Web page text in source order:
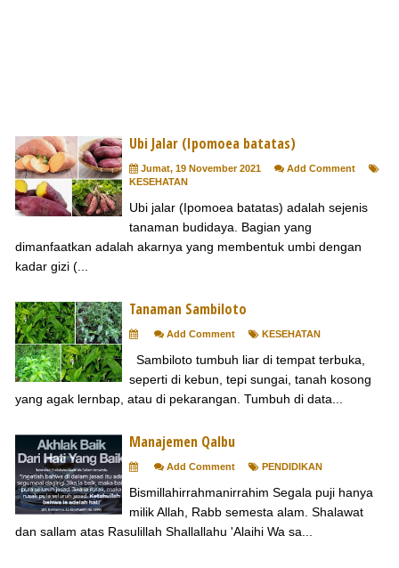
Ubi Jalar (Ipomoea batatas)
Jumat, 19 November 2021
Add Comment
KESEHATAN
Ubi jalar (Ipomoea batatas) adalah sejenis
tanaman budidaya. Bagian yang
dimanfaatkan adalah akarnya yang membentuk umbi dengan
kadar gizi (...
Tanaman Sambiloto
Add Comment KESEHATAN
Sambiloto tumbuh liar di tempat terbuka,
seperti di kebun, tepi sungai, tanah kosong
yang agak lernbap, atau di pekarangan. Tumbuh di data...
Manajemen Qalbu
Add Comment PENDIDIKAN
Bismillahirrahmanirrahim Segala puji hanya
milik Allah, Rabb semesta alam. Shalawat
dan sallam atas Rasulillah Shallallahu 'Alaihi Wa sa...